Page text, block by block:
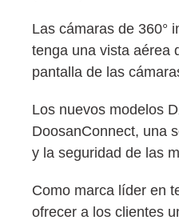
Las cámaras de 360°
tenga una vista aérea
pantalla de las
Los nuevos modelos
DoosanConnect, una
y la seguridad de las
Como marca líder en
ofrecer a los clientes